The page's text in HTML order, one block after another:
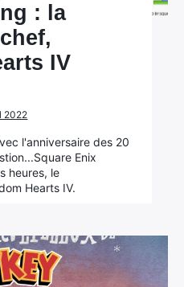
: la
IV
2022
l'anniversaire des 20
Enix
heures, le
Hearts IV.